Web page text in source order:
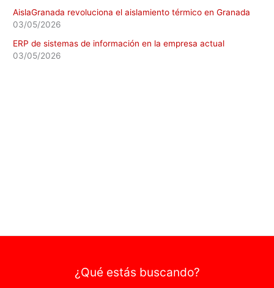
AislaGranada revoluciona el aislamiento térmico en Granada
03/05/2026
ERP de sistemas de información en la empresa actual
03/05/2026
¿Qué estás buscando?